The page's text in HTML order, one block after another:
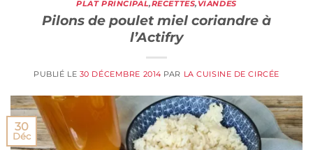
PLAT PRINCIPAL,RECETTES, VIANDES
Pilons de poulet miel coriandre à
l’Actifry
PUBLIÉ LE 30 DÉCEMBRE 2014 PAR LA CUISINE DE CIRCÉE
30
Déc